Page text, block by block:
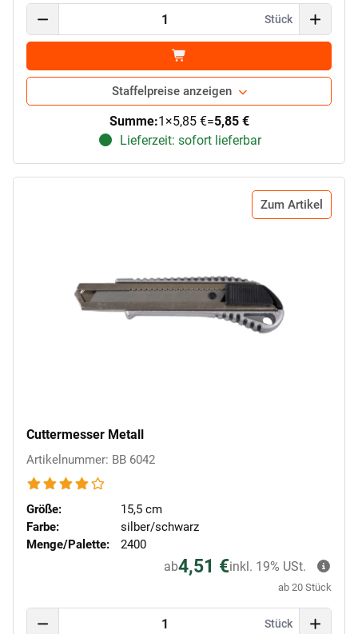
Stück
Staffelpreise anzeigen
Summe:1 ×5,85 €=5,85 €
Lieferzeit: sofort lieferbar
Zum Artikel
Cuttermesser Metall
Artikelnummer: BB 6042
Größe:
15,5 cm
Farbe:
silber/schwarz
Menge/Palette:
2400
ab4,51 €
ab 20 Stück
inkl. 19% USt.
Stück